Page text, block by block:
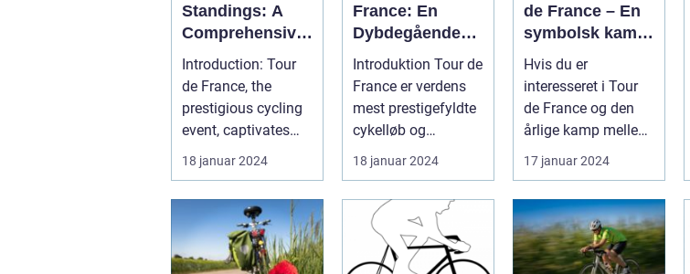
Standings: A
Comprehensive
Guide for
Cycling
Enthusiasts
Introduction: Tour
de France, the
prestigious cycling
event, captivates
sports enthusiasts
worldwid...
18 januar 2024
France: En
Dybdegående
Gennemgang af
Den Mest
Prestigefyldte
Cykelløbsrute i
Verden
Introduktion Tour de
France er verdens
mest prestigefyldte
cykelløb og
tiltrækker hvert år
millioner...
18 januar 2024
de France – En
symbolsk kamp
om point
Hvis du er
interesseret i Tour
de France og den
årlige kamp mellem
verdens bedste
cykelryttere, har ...
17 januar 2024